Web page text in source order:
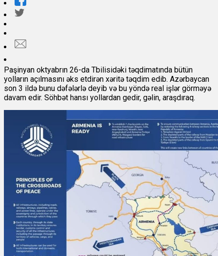
Paşinyan oktyabrın 26-da Tbilisidəki təqdimatında bütün
yolların açılmasını əks etdirən xəritə təqdim edib. Azərbaycan
son 3 ildə bunu dəfələrlə deyib və bu yöndə real işlər görməyə
davam edir. Söhbət hansı yollardan gedir, gəlin, araşdıraq.